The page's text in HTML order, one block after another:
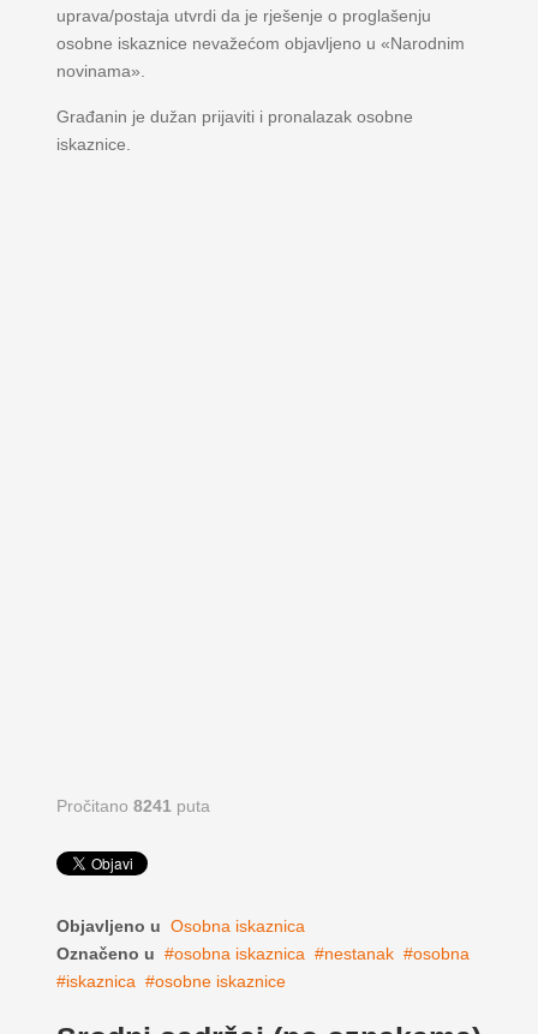
uprava/postaja utvrdi da je rješenje o proglašenju
osobne iskaznice nevažećom objavljeno u «Narodnim
novinama».
Građanin je dužan prijaviti i pronalazak osobne
iskaznice.
Pročitano 8241 puta
Objavljeno u Osobna iskaznica
Označeno u
osobna iskaznica nestanak
osobna
iskaznica
osobne iskaznice